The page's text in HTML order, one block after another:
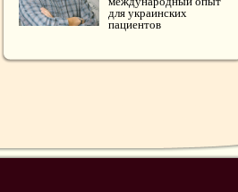
для украинских
пациентов